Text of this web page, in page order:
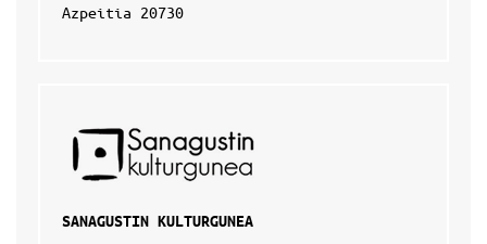
Azpeitia 20730
SANAGUSTIN KULTURGUNEA